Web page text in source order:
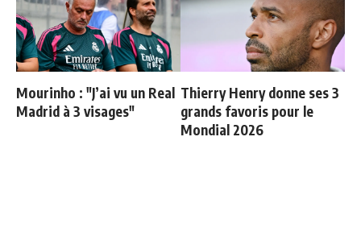
Mourinho : "J’ai vu un Real
Madrid à 3 visages"
Thierry Henry donne ses 3
grands favoris pour le
Mondial 2026